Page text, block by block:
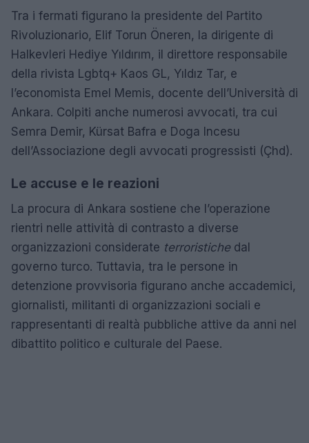
Tra i fermati figurano la presidente del Partito
Rivoluzionario, Elif Torun Öneren, la dirigente di
Halkevleri Hediye Yıldırım, il direttore responsabile
della rivista Lgbtq+ Kaos GL, Yıldız Tar, e
l’economista Emel Memis, docente dell’Università di
Ankara. Colpiti anche numerosi avvocati, tra cui
Semra Demir, Kürsat Bafra e Doga Incesu
dell’Associazione degli avvocati progressisti (Çhd).
Le accuse e le reazioni
La procura di Ankara sostiene che l’operazione
rientri nelle attività di contrasto a diverse
organizzazioni considerate terroristichedal
governo turco. Tuttavia, tra le persone in
detenzione provvisoria figurano anche accademici,
giornalisti, militanti di organizzazioni sociali e
rappresentanti di realtà pubbliche attive da anni nel
dibattito politico e culturale del Paese.